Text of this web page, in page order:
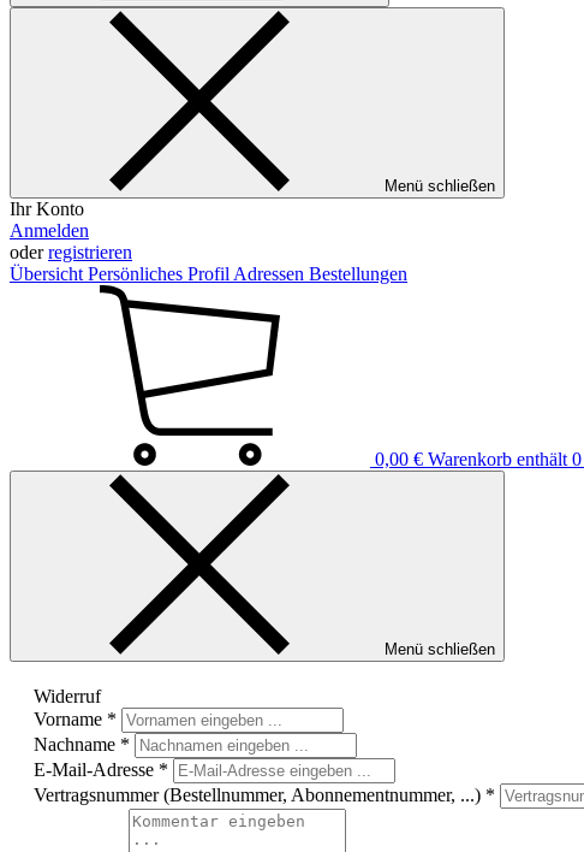
Menü schließen
Ihr Konto
Anmelden
oderregistrieren
Übersicht Persönliches Profil Adressen Bestellungen
0,00 € Warenkorb enthält
Menü schließen
Widerruf
Vorname *
Nachname *
E-Mail-Adresse *
Vertragsnummer (Bestellnummer, Abonnementnummer, ...) *